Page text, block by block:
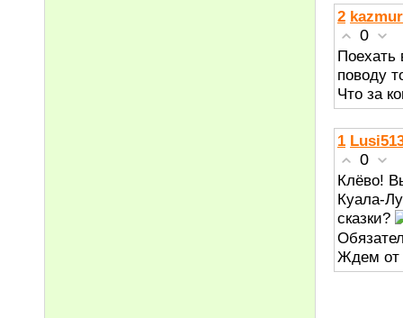
2 kazmur
0
Поехать
поводу
Что за
1
0
Клёво!
Куала-
сказки?
Ждем от